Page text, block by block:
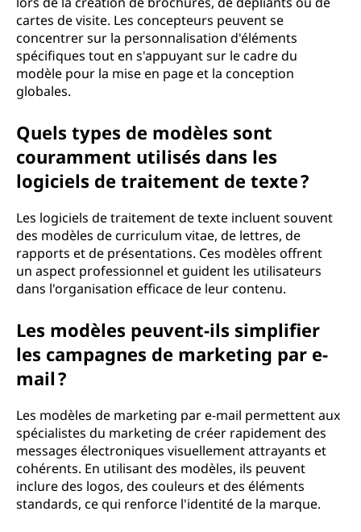
cartes de visite. Les concepteurs peuvent se
concentrer sur la personnalisation d'éléments
spécifiques tout en s'appuyant sur le cadre du
modèle pour la mise en page et la conception
globales.
Quels types de modèles sont
couramment utilisés dans les
logiciels de traitement de texte ?
Les logiciels de traitement de texte incluent souvent
des modèles de curriculum vitae, de lettres, de
rapports et de présentations. Ces modèles offrent
un aspect professionnel et guident les utilisateurs
dans l'organisation efficace de leur contenu.
Les modèles peuvent-ils simplifier
les campagnes de marketing par e-
mail ?
Les modèles de marketing par e-mail permettent aux
spécialistes du marketing de créer rapidement des
messages électroniques visuellement attrayants et
cohérents. En utilisant des modèles, ils peuvent
inclure des logos, des couleurs et des éléments
standards, ce qui renforce l'identité de la marque.